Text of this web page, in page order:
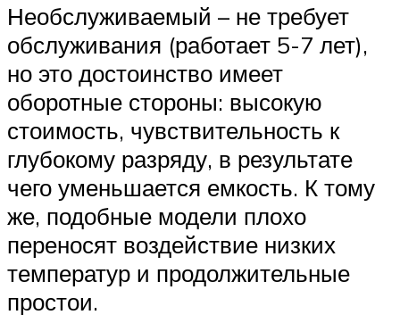
Необслуживаемый – не требует
обслуживания (работает 5-7 лет),
но это достоинство имеет
оборотные стороны: высокую
стоимость, чувствительность к
глубокому разряду, в результате
чего уменьшается емкость. К тому
же, подобные модели плохо
переносят воздействие низких
температур и продолжительные
простои.